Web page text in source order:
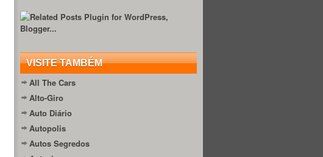
VISITE TAMBÉM
All The Cars
Alto-Giro
Auto Diário
Autopolis
Autos Segredos